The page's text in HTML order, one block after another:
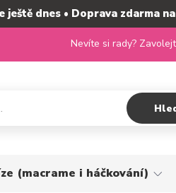
dnes • Doprava zdarma
Nevíte si rady?
(macrame i háčkování)